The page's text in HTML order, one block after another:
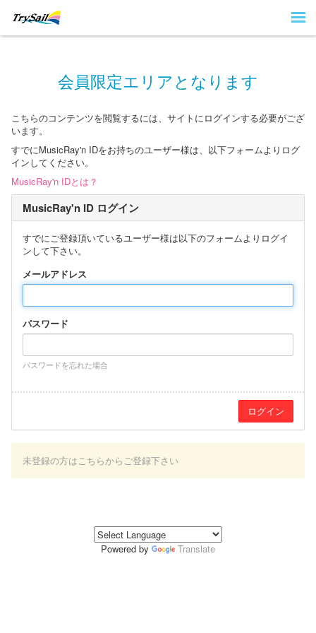
会員限定エリアとなります
こちらのコンテンツを閲覧するには、サイトにログインする必要がござ
います。
すでにMusicRay'n IDをお持ちのユーザー様は、以下フォームよりログ
インしてください。
MusicRay'n IDとは？
MusicRay'n ID ログイン
すでにご登録頂いているユーザー様は以下のフォームよりログイ
ンして下さい。
メールアドレス
パスワード
パスワードを忘れた場合
未登録の方はこちらからご登録下さい
Powered by Translate